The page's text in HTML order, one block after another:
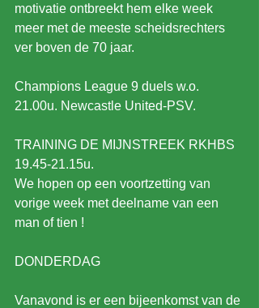
motivatie ontbreekt hem elke week
meer met de meeste scheidsrechters
ver boven de 70 jaar.
Champions League 9 duels w.o.
21.00u. Newcastle United-PSV.
TRAINING DE MIJNSTREEK RKHBS
19.45-21.15u.
We hopen op een voortzetting van
vorige week met deelname van een
man of tien !
DONDERDAG
Vanavond is er een bijeenkomst van de